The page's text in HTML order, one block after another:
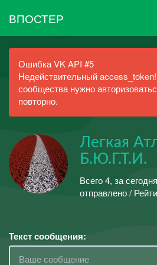
ВПОСТЕР
Ошибка VK API #5
Недействительный
сообщества нужно
повторно.
Легкая
Б.Ю.Г.Т.И.
Всего 4, за
отправлено /
Текст сообщения: